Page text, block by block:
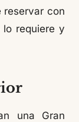
reservar con
requiere y
una Gran